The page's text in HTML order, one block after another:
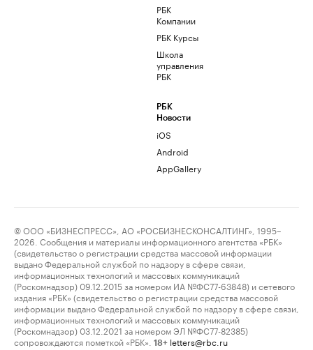
РБК
Компании
РБК Курсы
Школа
управления
РБК
РБК
Новости
iOS
Android
AppGallery
© ООО «БИЗНЕСПРЕСС», АО «РОСБИЗНЕСКОНСАЛТИНГ», 1995–
2026. Сообщения и материалы информационного агентства «РБК»
(свидетельство о регистрации средства массовой информации
выдано Федеральной службой по надзору в сфере связи,
информационных технологий и массовых коммуникаций
(Роскомнадзор) 09.12.2015 за номером ИА №ФС77-63848) и сетевого
издания «РБК» (свидетельство о регистрации средства массовой
информации выдано Федеральной службой по надзору в сфере связи,
информационных технологий и массовых коммуникаций
(Роскомнадзор) 03.12.2021 за номером ЭЛ №ФС77-82385)
сопровождаются пометкой «РБК».
18+ letters@rbc.ru